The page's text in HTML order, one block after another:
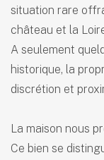
situation rare
château et la
A seulement
historique, la
discrétion et
La maison nous
Ce bien se